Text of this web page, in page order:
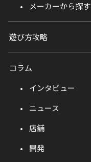
メーカーから探す
遊び方攻略
コラム
インタビュー
ニュース
店舗
開発